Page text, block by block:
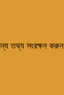
তথ্য সংরক্ষন করুন